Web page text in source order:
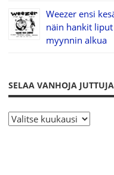
Weezer ensi
näin hankit
myynnin alkua
SELAA VANHOJA JUTTUJA
S